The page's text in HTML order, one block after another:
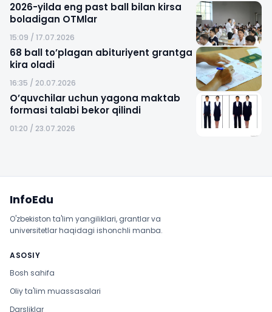
2026-yilda eng past ball bilan kirsa
boladigan OTMlar
15:09 / 17.07.2026
68 ball to’plagan abituriyent grantga
kira oladi
16:35 / 20.07.2026
O’quvchilar uchun yagona maktab
formasi talabi bekor qilindi
01:20 / 23.07.2026
InfoEdu
O'zbekiston ta'lim yangiliklari, grantlar va
universitetlar haqidagi ishonchli manba.
ASOSIY
Bosh sahifa
Oliy ta'lim muassasalari
Darsliklar